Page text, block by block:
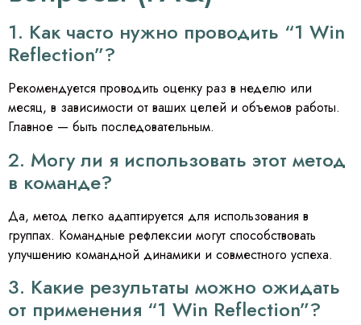
1. Как часто нужно проводить “1 Win
Reflection”?
Рекомендуется проводить оценку раз в неделю или
месяц, в зависимости от ваших целей и объемов работы.
Главное — быть последовательным.
2. Могу ли я использовать этот метод
в команде?
Да, метод легко адаптируется для использования в
группах. Командные рефлексии могут способствовать
улучшению командной динамики и совместного успеха.
3. Какие результаты можно ожидать
от применения “1 Win Reflection”?